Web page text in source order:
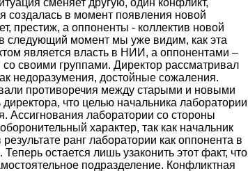
сменяет другую, один конфликт,
создалась в момент появления новой
престиж, а оппоненты - коллектив новой
следующий момент мы уже видим, как эта
является власть в НИИ, а оппонентами –
своими группами. Директор рассматривал
недоразумения, достойные сожаления.
противоречия между старыми и новыми
что целью начальника лаборатории
Ассигнования лаборатории со стороны
характер, так как начальник
ранг лаборатории как оппонента в
остается лишь узаконить этот факт, что
подразделение. Конфликтная